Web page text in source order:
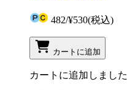
482/¥530(税込)
カートに追加
カートに追加しました